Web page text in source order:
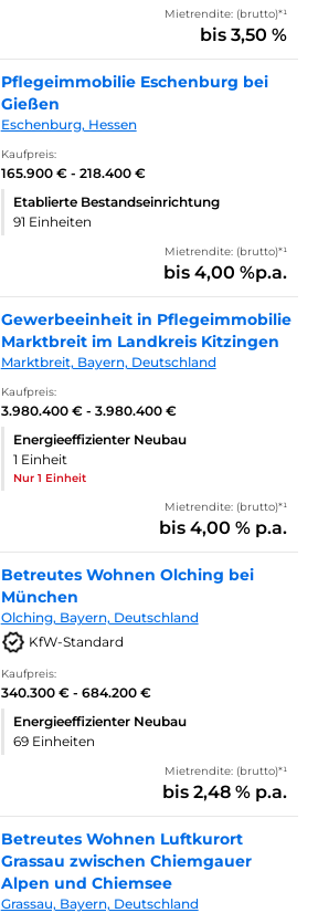
Mietrendite: (brutto)*¹
bis 3,50 %
Pflegeimmobilie Eschenburg bei
Gießen
Eschenburg, Hessen
Kaufpreis:
165.900 € - 218.400 €
Etablierte Bestandseinrichtung
91 Einheiten
Mietrendite: (brutto)*¹
bis 4,00 %p.a.
Gewerbeeinheit in Pflegeimmobilie
Marktbreit im Landkreis Kitzingen
Marktbreit, Bayern, Deutschland
Kaufpreis:
3.980.400 € - 3.980.400 €
Energieeffizienter Neubau
1 Einheit
Nur 1 Einheit
Mietrendite: (brutto)*¹
bis 4,00 % p.a.
Betreutes Wohnen Olching bei
München
Olching, Bayern, Deutschland
KfW-Standard
Kaufpreis:
340.300 € - 684.200 €
Energieeffizienter Neubau
69 Einheiten
Mietrendite: (brutto)*¹
bis 2,48 % p.a.
Betreutes Wohnen Luftkurort
Grassau zwischen Chiemgauer
Alpen und Chiemsee
Grassau, Bayern, Deutschland